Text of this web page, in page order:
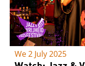
We 2 July 2025